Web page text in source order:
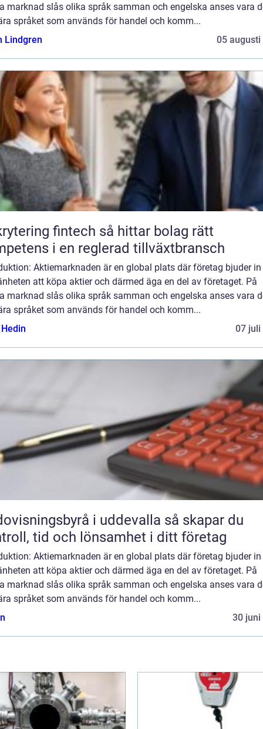
marknad slås olika språk samman och engelska anses vara
språket som används för handel och komm...
Lindgren
05 augusti
fintech så hittar bolag rätt
i en reglerad tillväxtbransch
Aktiemarknaden är en global plats där företag bjuder in
att köpa aktier och därmed äga en del av företaget. På
marknad slås olika språk samman och engelska anses vara
språket som används för handel och komm...
07 juli
i uddevalla så skapar du
tid och lönsamhet i ditt företag
Aktiemarknaden är en global plats där företag bjuder in
att köpa aktier och därmed äga en del av företaget. På
marknad slås olika språk samman och engelska anses vara
språket som används för handel och komm...
30 juni